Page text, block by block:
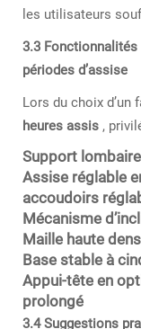
les utilisateurs
3.3
périodes d’assise
Lors du choix d’un
heures assis ,
Support
Assise réglable
accoudoirs
Mécanisme
Maille haute
Base stable à
Appui-tête en
prolongé
3.4 Suggestions